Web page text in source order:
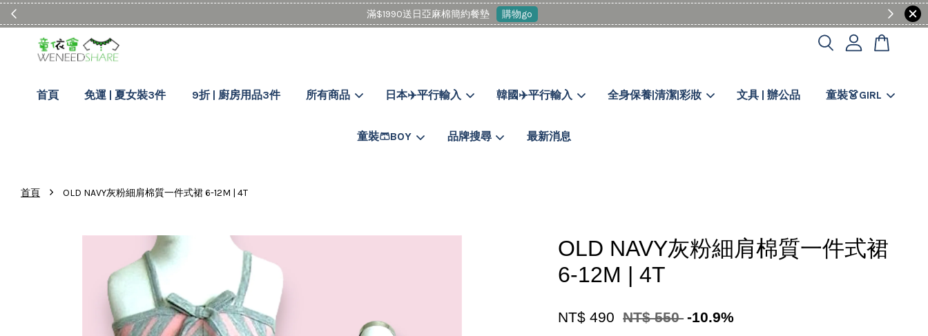
滿$1990送日亞麻棉簡約餐墊 購物go
首頁 免運 | 夏女裝3件 9折 | 廚房用品3件 所有商品 日本✈️平行輸入 韓國✈️平行輸入 全身保養|清潔|彩妝 文具 | 辦公品 童裝👗GIRL
童裝🩳BOY 品牌搜尋 最新消息
首頁 › OLD NAVY灰粉細肩棉質一件式裙 6-12M | 4T
OLD NAVY灰粉細肩棉質一件式裙
6-12M | 4T
NT$ 490 NT$ 550 -10.9%